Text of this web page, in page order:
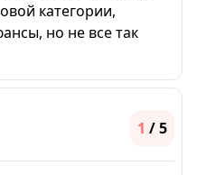
категории,
но не все так
1 / 5